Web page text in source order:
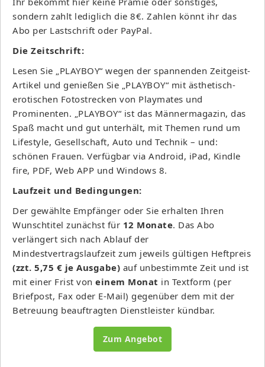
sondern zahlt lediglich die 8€. Zahlen könnt ihr das
Abo per Lastschrift oder PayPal.
Die Zeitschrift:
Lesen Sie „PLAYBOY“ wegen der spannenden Zeitgeist-
Artikel und genießen Sie „PLAYBOY“ mit ästhetisch-
erotischen Fotostrecken von Playmates und
Prominenten. „PLAYBOY“ ist das Männermagazin, das
Spaß macht und gut unterhält, mit Themen rund um
Lifestyle, Gesellschaft, Auto und Technik – und:
schönen Frauen. Verfügbar via Android, iPad, Kindle
fire, PDF, Web APP und Windows 8.
Laufzeit und Bedingungen:
Der gewählte Empfänger oder Sie erhalten Ihren
Wunschtitel zunächst für 12 Monate. Das Abo
verlängert sich nach Ablauf der
Mindestvertragslaufzeit zum jeweils gültigen Heftpreis
(zzt. 5,75 € je Ausgabe) auf unbestimmte Zeit und ist
mit einer Frist von einem Monat in Textform (per
Briefpost, Fax oder E-Mail) gegenüber dem mit der
Betreuung beauftragten Dienstleister kündbar.
Zum Angebot